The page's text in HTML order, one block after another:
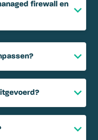
firewall en